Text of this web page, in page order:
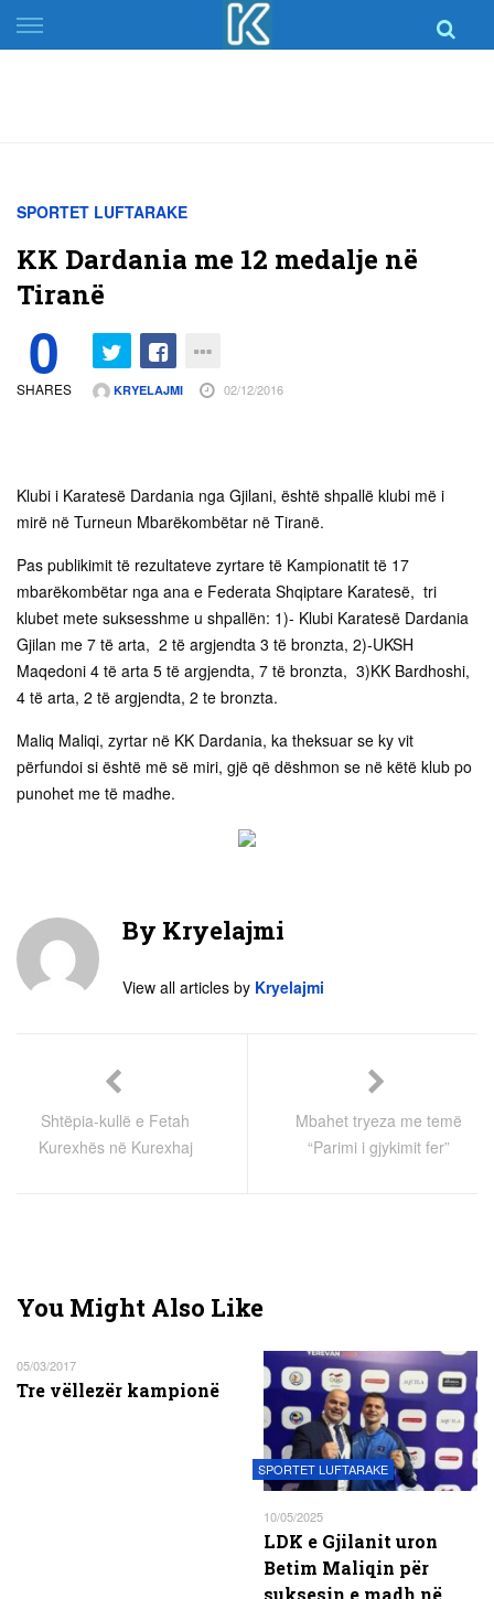
Skip
to
SPORTET LUFTARAKE
KK Dardania me 12 medalje në
Tiranë
0
SHARES KRYELAJMI 02/12/2016
Klubi i Karatesë Dardania nga Gjilani, është shpallë klubi më i
mirë në Turneun Mbarëkombëtar në Tiranë.
Pas publikimit të rezultateve zyrtare të Kampionatit të 17
mbarëkombëtar nga ana e Federata Shqiptare Karatesë, tri
klubet mete suksesshme u shpallën: 1)- Klubi Karatesë Dardania
Gjilan me 7 të arta, 2 të argjendta 3 të bronzta, 2)-UKSH
Maqedoni 4 të arta 5 të argjendta, 7 të bronzta, 3)KK Bardhoshi,
4 të arta, 2 të argjendta, 2 te bronzta.
Maliq Maliqi, zyrtar në KK Dardania, ka theksuar se ky vit
përfundoi si është më së miri, gjë që dëshmon se në këtë klub po
punohet me të madhe.
By Kryelajmi
View all articles by Kryelajmi
Shtëpia-kullë e Fetah
Kurexhës në Kurexhaj
Mbahet tryeza me temë
“Parimi i gjykimit fer”
You Might Also Like
05/03/2017
Tre vëllezër kampionë
SPORTET LUFTARAKE
10/05/2025
LDK e Gjilanit uron
Betim Maliqin për
suksesin e madh në